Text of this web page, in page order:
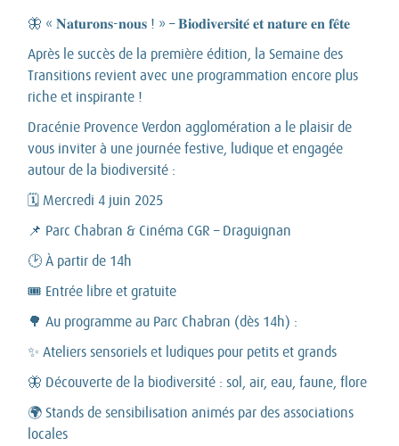
🦋 « 𝐍𝐚𝐭𝐮𝐫𝐨𝐧𝐬-𝐧𝐨𝐮𝐬 ! » – 𝐁𝐢𝐨𝐝𝐢𝐯𝐞𝐫𝐬𝐢𝐭𝐞́ 𝐞𝐭 𝐧𝐚𝐭𝐮𝐫𝐞 𝐞𝐧 𝐟𝐞̂𝐭𝐞
Après le succès de la première édition, la Semaine des
Transitions revient avec une programmation encore plus
riche et inspirante !
Dracénie Provence Verdon agglomération a le plaisir de
vous inviter à une journée festive, ludique et engagée
autour de la biodiversité :
🗓 Mercredi 4 juin 2025
📌 Parc Chabran & Cinéma CGR – Draguignan
🕑 À partir de 14h
🎟 Entrée libre et gratuite
🌳 Au programme au Parc Chabran (dès 14h) :
✨ Ateliers sensoriels et ludiques pour petits et grands
🦋 Découverte de la biodiversité : sol, air, eau, faune, flore
🌍 Stands de sensibilisation animés par des associations
locales